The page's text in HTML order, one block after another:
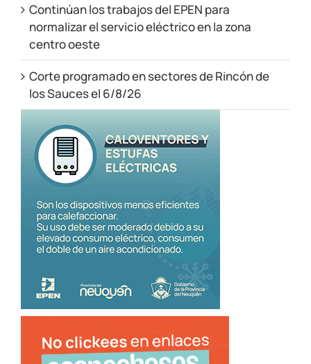
Continúan los trabajos del EPEN para
normalizar el servicio eléctrico en la zona
centro oeste
Corte programado en sectores de Rincón de
los Sauces el 6/8/26